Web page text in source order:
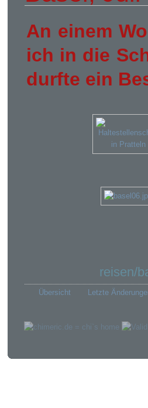
An einem
ich in die
durfte ein
reisen/
Übersicht Letzte